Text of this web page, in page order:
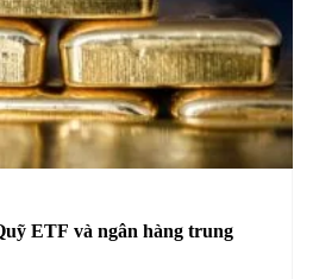
ETF và ngân hàng trung